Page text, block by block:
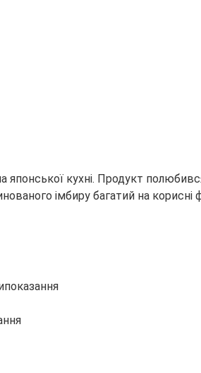
японської кухні. Продукт
імбиру багатий на